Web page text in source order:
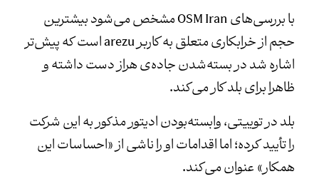
با بررسی‌های OSM Iran مشخص می‌شود بیشترین
حجم از خرابکاری متعلق به کاربر arezu است که پیش‌تر
اشاره شد در بسته‌شدن جاده‌ی هراز دست داشته و
ظاهرا برای بلد کار می‌کند.
بلد در توییتی، وابسته‌بودن ادیتور مذکور به این شرکت
را تأیید کرده؛ اما اقدامات او را ناشی از «احساسات این
همکار» عنوان می‌کند.